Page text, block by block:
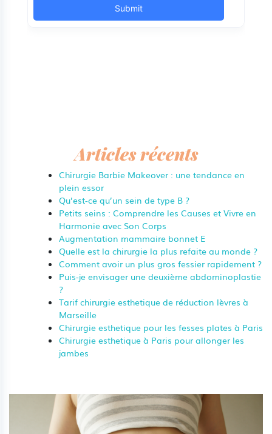
Articles récents
Chirurgie Barbie Makeover : une tendance en
plein essor
Qu’est-ce qu’un sein de type B ?
Petits seins : Comprendre les Causes et Vivre en
Harmonie avec Son Corps
Augmentation mammaire bonnet E
Quelle est la chirurgie la plus refaite au monde ?
Comment avoir un plus gros fessier rapidement ?
Puis-je envisager une deuxième abdominoplastie
?
Tarif chirurgie esthetique de réduction lèvres à
Marseille
Chirurgie esthetique pour les fesses plates à Paris
Chirurgie esthetique à Paris pour allonger les
jambes